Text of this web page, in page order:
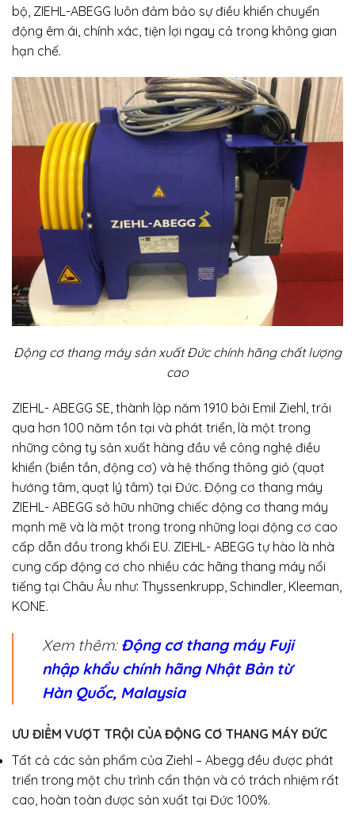
bộ, ZIEHL-ABEGG luôn đảm bảo sự điều khiển chuyển
động êm ái, chính xác, tiện lợi ngay cả trong không gian
hạn chế.
Động cơ thang máy sản xuất Đức chính hãng chất lượng
cao
ZIEHL- ABEGG SE, thành lập năm 1910 bởi Emil Ziehl, trải
qua hơn 100 năm tồn tại và phát triển, là một trong
những công ty sản xuất hàng đầu về công nghệ điều
khiển (biền tần, động cơ) và hệ thống thông gió (quạt
hướng tâm, quạt lý tâm) tại Đức. Động cơ thang máy
ZIEHL- ABEGG sở hữu những chiếc động cơ thang máy
mạnh mẽ và là một trong trong những loại động cơ cao
cấp dẫn đầu trong khối EU. ZIEHL- ABEGG tự hào là nhà
cung cấp động cơ cho nhiều các hãng thang máy nổi
tiếng tại Châu Âu như: Thyssenkrupp, Schindler, Kleeman,
KONE.
Xem thêm: Động cơ thang máy Fuji
nhập khẩu chính hãng Nhật Bản từ
Hàn Quốc, Malaysia
ƯU ĐIỂM VƯỢT TRỘI CỦA ĐỘNG CƠ THANG MÁY ĐỨC
Tất cả các sản phẩm của Ziehl – Abegg đều được phát
triển trong một chu trình cẩn thận và có trách nhiệm rất
cao, hoàn toàn được sản xuất tại Đức 100%.